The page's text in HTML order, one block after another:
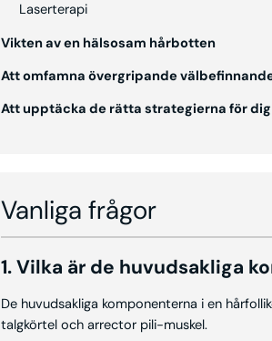
Laserterapi
Vikten av en hälsosam hårbotten
Att omfamna övergripande
Att upptäcka de rätta strategierna för dig
Vanliga frågor
1. Vilka är de huvudsakliga
De huvudsakliga komponenterna i en
talgkörtel och arrector pili-muskel.